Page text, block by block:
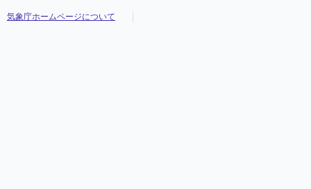
気象庁ホームページについて